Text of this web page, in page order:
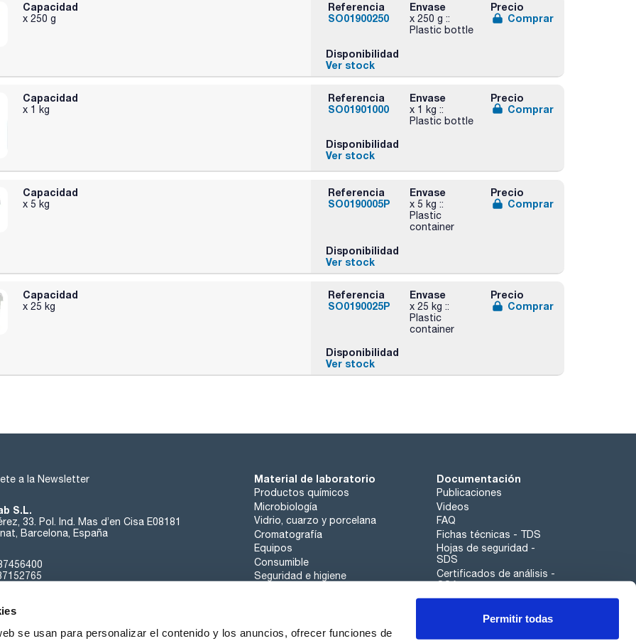
se usan para personalizar el contenido y los anuncios, ofrecer funciones de
Permitir todas
Capacidad
x 250 g
Referencia
SO01900250
Envase
x 250 g ::
Plastic bottle
Precio
Comprar
Disponibilidad
Ver stock
Capacidad
x 1 kg
Referencia
SO01901000
Envase
x 1 kg ::
Plastic bottle
Precio
Comprar
Disponibilidad
Ver stock
Capacidad
x 5 kg
Referencia
SO0190005P
Envase
x 5 kg ::
Plastic
container
Precio
Comprar
Disponibilidad
Ver stock
Capacidad
x 25 kg
Referencia
SO0190025P
Envase
x 25 kg ::
Plastic
container
Precio
Comprar
Disponibilidad
Ver stock
a la Newsletter
S.L.
33. Pol. Ind. Mas d’en Cisa E08181
Barcelona, España
Material de laboratorio
Productos químicos
Microbiología
Vidrio, cuarzo y porcelana
Cromatografía
Equipos
Consumible
Seguridad e higiene
Documentación
Publicaciones
Videos
FAQ
Fichas técnicas - TDS
Hojas de seguridad -
SDS
Certificados de análisis -
COA
Aplicaciones
Canal de denuncias